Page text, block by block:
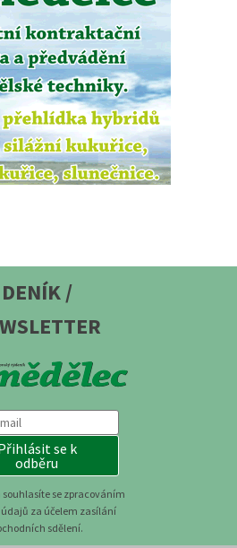
DENÍK /
se k
odběru
se zpracováním
údajů za účelem zasílání
sdělení.